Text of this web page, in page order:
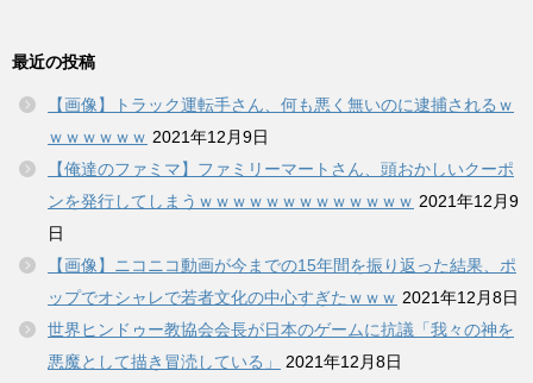
最近の投稿
【画像】トラック運転手さん、何も悪く無いのに逮捕されるｗ
ｗｗｗｗｗｗ 2021年12月9日
【俺達のファミマ】ファミリーマートさん、頭おかしいクーポ
ンを発行してしまうｗｗｗｗｗｗｗｗｗｗｗｗｗ 2021年12月9
日
【画像】ニコニコ動画が今までの15年間を振り返った結果、ポ
ップでオシャレで若者文化の中心すぎたｗｗｗ 2021年12月8日
世界ヒンドゥー教協会会長が日本のゲームに抗議「我々の神を
悪魔として描き冒涜している」
2021年12月8日